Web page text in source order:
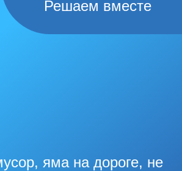
Решаем вместе
яма на дороге, не